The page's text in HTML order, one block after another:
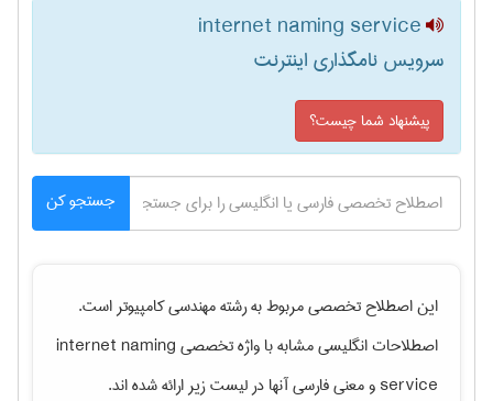
internet naming service
سرویس نامگذاری اینترنت
پیشنهاد شما چیست؟
جستجو کن
این اصطلاح تخصصی مربوط به رشتهمهندسی كامپيوتراست.
اصطلاحات انگلیسی مشابه با واژه تخصصیinternet naming
serviceو معنی فارسی آنها در لیست زیر ارائه شده اند.